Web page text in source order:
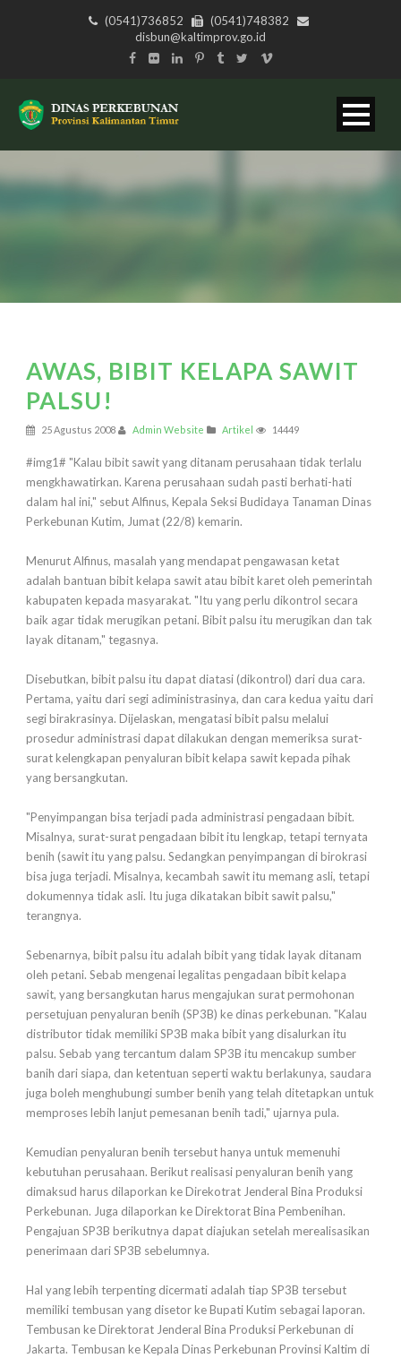
(0541)736852
(0541)748382
disbun@kaltimprov.go.id
AWAS, BIBIT KELAPA SAWIT
PALSU!
25 Agustus 2008 Admin Website Artikel 14449
#img1# "Kalau bibit sawit yang ditanam perusahaan tidak terlalu
mengkhawatirkan. Karena perusahaan sudah pasti berhati-hati
dalam hal ini," sebut Alfinus, Kepala Seksi Budidaya Tanaman Dinas
Perkebunan Kutim, Jumat (22/8) kemarin.
Menurut Alfinus, masalah yang mendapat pengawasan ketat
adalah bantuan bibit kelapa sawit atau bibit karet oleh pemerintah
kabupaten kepada masyarakat. "Itu yang perlu dikontrol secara
baik agar tidak merugikan petani. Bibit palsu itu merugikan dan tak
layak ditanam," tegasnya.
Disebutkan, bibit palsu itu dapat diatasi (dikontrol) dari dua cara.
Pertama, yaitu dari segi adiministrasinya, dan cara kedua yaitu dari
segi birakrasinya. Dijelaskan, mengatasi bibit palsu melalui
prosedur administrasi dapat dilakukan dengan memeriksa surat-
surat kelengkapan penyaluran bibit kelapa sawit kepada pihak
yang bersangkutan.
"Penyimpangan bisa terjadi pada administrasi pengadaan bibit.
Misalnya, surat-surat pengadaan bibit itu lengkap, tetapi ternyata
benih (sawit itu yang palsu. Sedangkan penyimpangan di birokrasi
bisa juga terjadi. Misalnya, kecambah sawit itu memang asli, tetapi
dokumennya tidak asli. Itu juga dikatakan bibit sawit palsu,"
terangnya.
Sebenarnya, bibit palsu itu adalah bibit yang tidak layak ditanam
oleh petani. Sebab mengenai legalitas pengadaan bibit kelapa
sawit, yang bersangkutan harus mengajukan surat permohonan
persetujuan penyaluran benih (SP3B) ke dinas perkebunan. "Kalau
distributor tidak memiliki SP3B maka bibit yang disalurkan itu
palsu. Sebab yang tercantum dalam SP3B itu mencakup sumber
banih dari siapa, dan ketentuan seperti waktu berlakunya, saudara
juga boleh menghubungi sumber benih yang telah ditetapkan untuk
memproses lebih lanjut pemesanan benih tadi," ujarnya pula.
Kemudian penyaluran benih tersebut hanya untuk memenuhi
kebutuhan perusahaan. Berikut realisasi penyaluran benih yang
dimaksud harus dilaporkan ke Direkotrat Jenderal Bina Produksi
Perkebunan. Juga dilaporkan ke Direktorat Bina Pembenihan.
Pengajuan SP3B berikutnya dapat diajukan setelah merealisasikan
penerimaan dari SP3B sebelumnya.
Hal yang lebih terpenting dicermati adalah tiap SP3B tersebut
memiliki tembusan yang disetor ke Bupati Kutim sebagai laporan.
Tembusan ke Direktorat Jenderal Bina Produksi Perkebunan di
Jakarta. Tembusan ke Kepala Dinas Perkebunan Provinsi Kaltim di